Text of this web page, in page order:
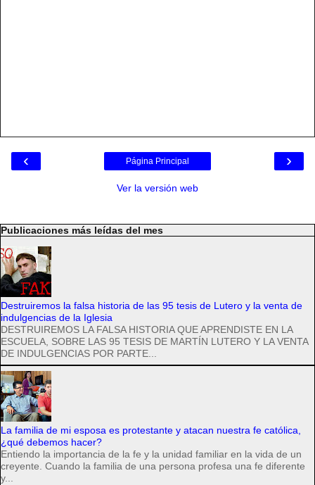
‹ ›
Página Principal
Ver la versión web
Publicaciones más leídas del mes
Destruiremos la falsa historia de las 95 tesis de Lutero y la venta de
indulgencias de la Iglesia
DESTRUIREMOS LA FALSA HISTORIA QUE APRENDISTE EN LA
ESCUELA, SOBRE LAS 95 TESIS DE MARTÍN LUTERO Y LA VENTA
DE INDULGENCIAS POR PARTE...
La familia de mi esposa es protestante y atacan nuestra fe católica,
¿qué debemos hacer?
Entiendo la importancia de la fe y la unidad familiar en la vida de un
creyente. Cuando la familia de una persona profesa una fe diferente
y...